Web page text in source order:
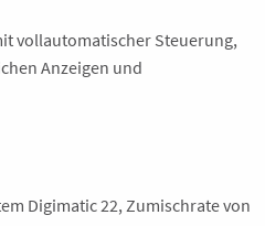
vollautomatischer Steuerung,
Anzeigen und
Digimatic 22, Zumischrate von